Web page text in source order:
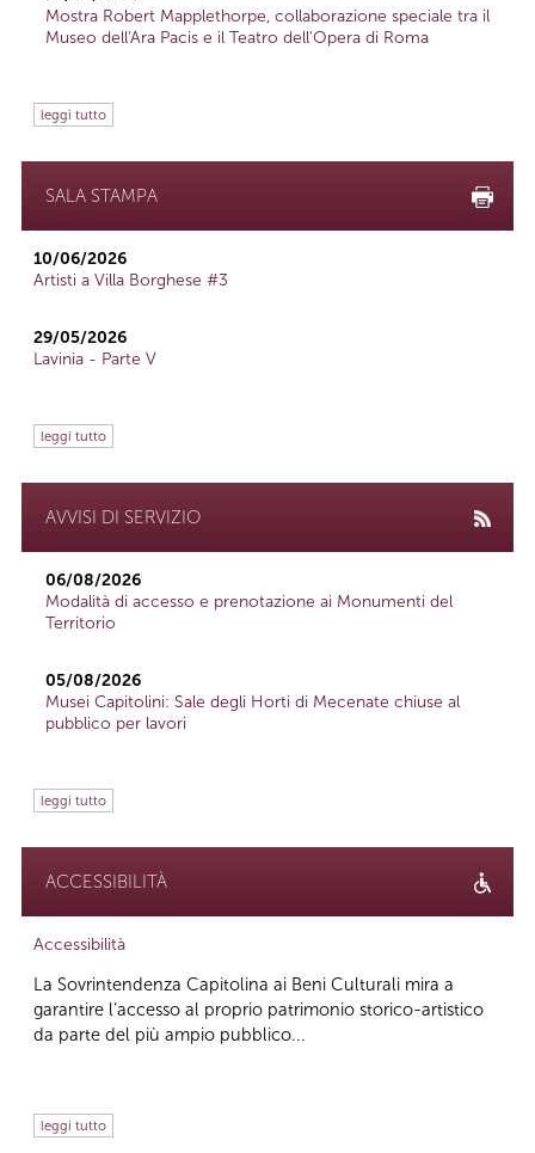
Mostra Robert Mapplethorpe, collaborazione speciale tra il
Museo dell'Ara Pacis e il Teatro dell'Opera di Roma
leggi tutto
SALA STAMPA
10/06/2026
Artisti a Villa Borghese #3
29/05/2026
Lavinia - Parte V
leggi tutto
AVVISI DI SERVIZIO
06/08/2026
Modalità di accesso e prenotazione ai Monumenti del
Territorio
05/08/2026
Musei Capitolini: Sale degli Horti di Mecenate chiuse al
pubblico per lavori
leggi tutto
ACCESSIBILITÀ
Accessibilità
La Sovrintendenza Capitolina ai Beni Culturali mira a
garantire l’accesso al proprio patrimonio storico-artistico
da parte del più ampio pubblico...
leggi tutto